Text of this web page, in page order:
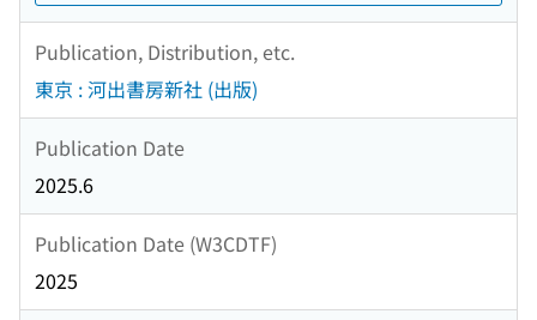
Publication, Distribution, etc.
東京 : 河出書房新社 (出版)
Publication Date
2025.6
Publication Date (W3CDTF)
2025